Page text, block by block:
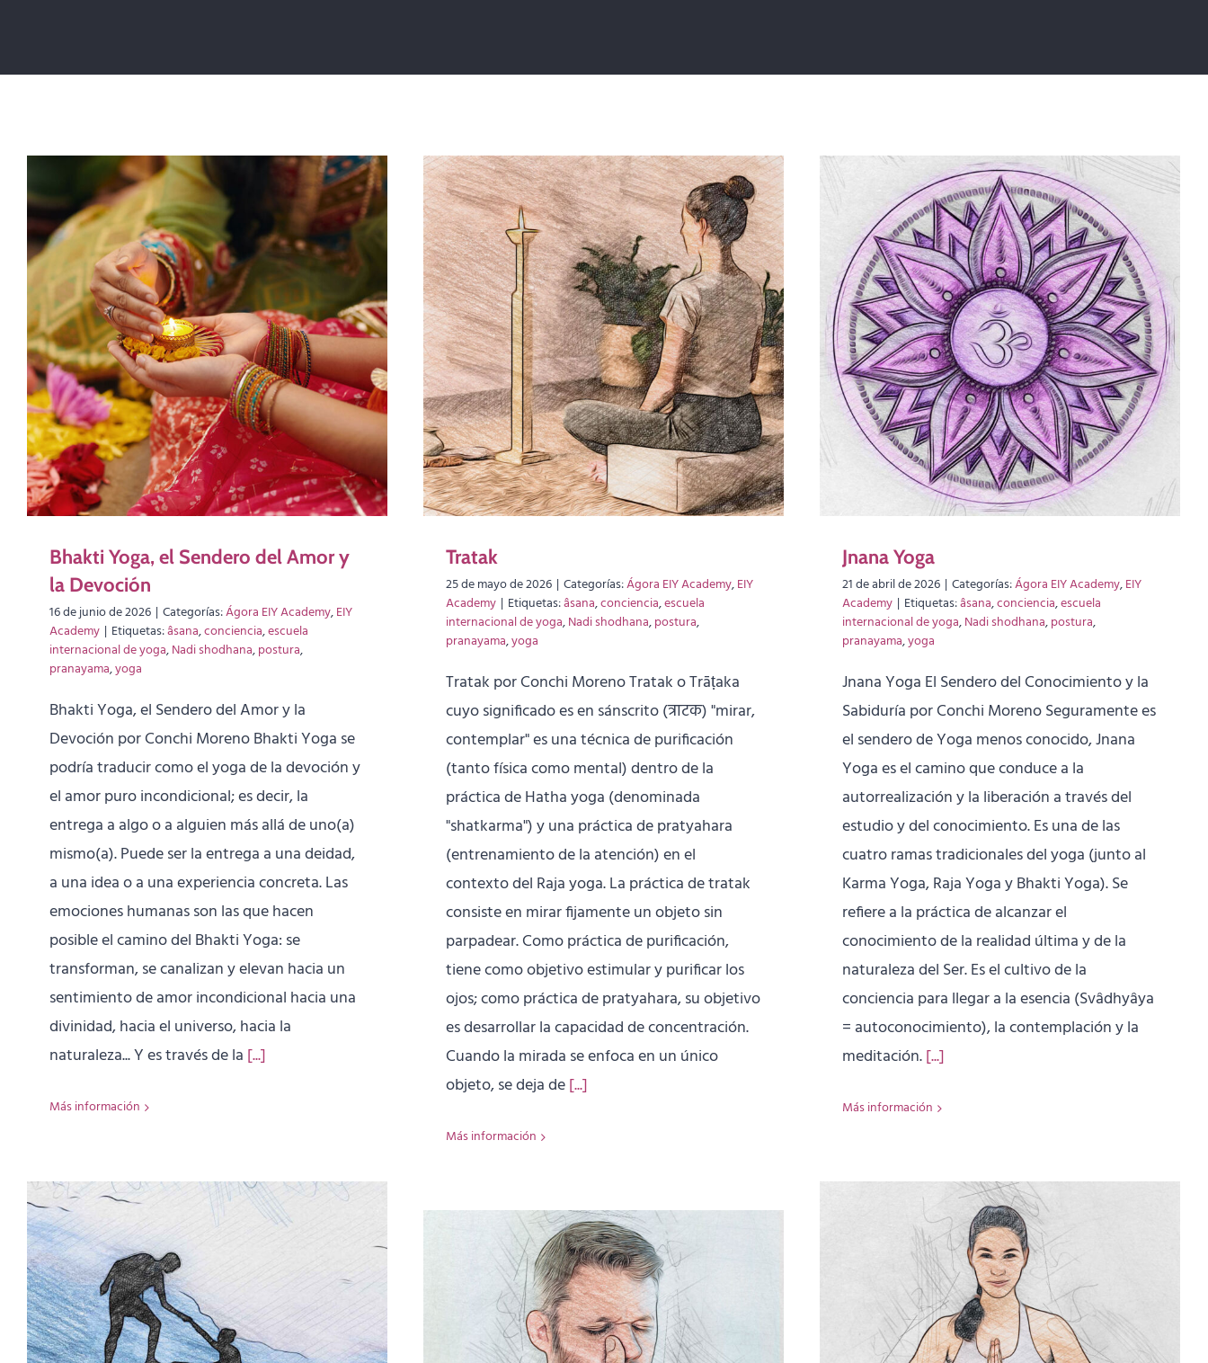
Bhakti Yoga, el Sendero del Amor y
la Devoción
16 de junio de 2026 | Categorías:Ágora EIY Academy,EIY
Academy | Etiquetas:âsana,conciencia,escuela
internacional de yoga,Nadi shodhana,postura,
pranayama,yoga
Bhakti Yoga, el Sendero del Amor y la
Devoción por Conchi Moreno Bhakti Yoga se
podría traducir como el yoga de la devoción y
el amor puro incondicional; es decir, la
entrega a algo o a alguien más allá de uno(a)
mismo(a). Puede ser la entrega a una deidad,
a una idea o a una experiencia concreta. Las
emociones humanas son las que hacen
posible el camino del Bhakti Yoga: se
transforman, se canalizan y elevan hacia un
sentimiento de amor incondicional hacia una
divinidad, hacia el universo, hacia la
naturaleza... Y es través de la [...]
Más información
Tratak
25 de mayo de 2026 | Categorías:Ágora EIY Academy,EIY
Academy | Etiquetas:âsana,conciencia,escuela
internacional de yoga,Nadi shodhana,postura,
pranayama,yoga
Tratak por Conchi Moreno Tratak o Trāṭaka
cuyo significado es en sánscrito (त्राटक) "mirar,
contemplar" es una técnica de purificación
(tanto física como mental) dentro de la
práctica de Hatha yoga (denominada
"shatkarma") y una práctica de pratyahara
(entrenamiento de la atención) en el
contexto del Raja yoga. La práctica de tratak
consiste en mirar fijamente un objeto sin
parpadear. Como práctica de purificación,
tiene como objetivo estimular y purificar los
ojos; como práctica de pratyahara, su objetivo
es desarrollar la capacidad de concentración.
Cuando la mirada se enfoca en un único
objeto, se deja de[...]
Más información
Jnana Yoga
21 de abril de 2026 | Categorías:Ágora EIY Academy,EIY
Academy | Etiquetas:âsana,conciencia,escuela
internacional de yoga,Nadi shodhana,postura,
pranayama,yoga
Jnana Yoga El Sendero del Conocimiento y la
Sabiduría por Conchi Moreno Seguramente es
el sendero de Yoga menos conocido, Jnana
Yoga es el camino que conduce a la
autorrealización y la liberación a través del
estudio y del conocimiento. Es una de las
cuatro ramas tradicionales del yoga (junto al
Karma Yoga, Raja Yoga y Bhakti Yoga). Se
refiere a la práctica de alcanzar el
conocimiento de la realidad última y de la
naturaleza del Ser. Es el cultivo de la
conciencia para llegar a la esencia (Svâdhyâya
= autoconocimiento), la contemplación y la
meditación.[...]
Más información